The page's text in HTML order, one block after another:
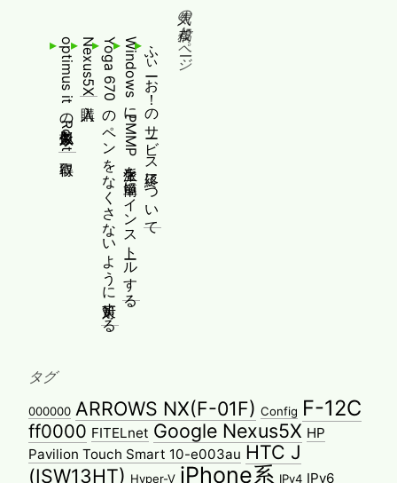
人気の投稿とページ
ふぃーお！のサービス終了について
WindowsにPMMP派生を簡単にインストールする
Yoga 670のペンをなくさないように対策する
Nexus5X購入
optimus itの擬似永久Root取得
タグ
000000 ARROWS NX(F-01F) Config F-12C
ff0000 FITELnet Google Nexus5X HP
Pavilion Touch Smart 10-e003au HTC J
(ISW13HT) Hyper-V iPhone系 IPv4 IPv6